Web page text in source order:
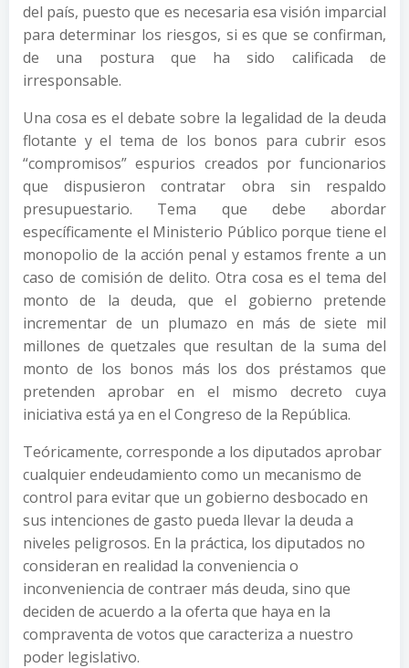
del país, puesto que es necesaria esa visión imparcial
para determinar los riesgos, si es que se confirman,
de una postura que ha sido calificada de
irresponsable.
Una cosa es el debate sobre la legalidad de la deuda
flotante y el tema de los bonos para cubrir esos
“compromisos” espurios creados por funcionarios
que dispusieron contratar obra sin respaldo
presupuestario. Tema que debe abordar
específicamente el Ministerio Público porque tiene el
monopolio de la acción penal y estamos frente a un
caso de comisión de delito. Otra cosa es el tema del
monto de la deuda, que el gobierno pretende
incrementar de un plumazo en más de siete mil
millones de quetzales que resultan de la suma del
monto de los bonos más los dos préstamos que
pretenden aprobar en el mismo decreto cuya
iniciativa está ya en el Congreso de la República.
Teóricamente, corresponde a los diputados aprobar
cualquier endeudamiento como un mecanismo de
control para evitar que un gobierno desbocado en
sus intenciones de gasto pueda llevar la deuda a
niveles peligrosos. En la práctica, los diputados no
consideran en realidad la conveniencia o
inconveniencia de contraer más deuda, sino que
deciden de acuerdo a la oferta que haya en la
compraventa de votos que caracteriza a nuestro
poder legislativo.